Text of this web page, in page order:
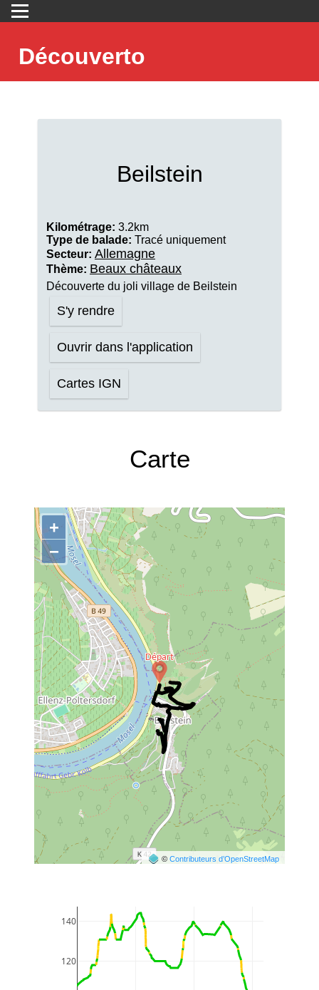
Découverto
Beilstein
Kilométrage: 3.2km
Type de balade: Tracé uniquement
Secteur: Allemagne
Thème: Beaux châteaux
Découverte du joli village de Beilstein
S'y rendre
Ouvrir dans l'application
Cartes IGN
Carte
+
−
©Contributeurs d’OpenStreetMap
120
140